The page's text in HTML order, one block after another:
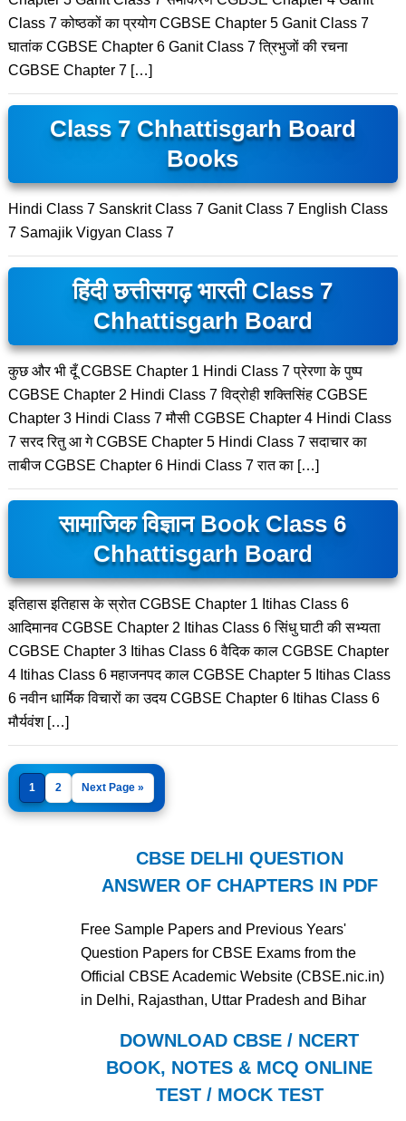
Class 7 कोष्ठकों का प्रयोग CGBSE Chapter 5 Ganit Class 7
घातांक CGBSE Chapter 6 Ganit Class 7 त्रिभुजों की रचना
CGBSE Chapter 7 […]
Class 7 Chhattisgarh Board
Books
Hindi Class 7 Sanskrit Class 7 Ganit Class 7 English Class
7 Samajik Vigyan Class 7
हिंदी छत्तीसगढ़ भारती Class 7
Chhattisgarh Board
कुछ और भी दूँ CGBSE Chapter 1 Hindi Class 7 प्रेरणा के पुष्प
CGBSE Chapter 2 Hindi Class 7 विद्रोही शक्तिसिंह CGBSE
Chapter 3 Hindi Class 7 मौसी CGBSE Chapter 4 Hindi Class
7 सरद रितु आ गे CGBSE Chapter 5 Hindi Class 7 सदाचार का
ताबीज CGBSE Chapter 6 Hindi Class 7 रात का […]
सामाजिक विज्ञान Book Class 6
Chhattisgarh Board
इतिहास इतिहास के स्रोत CGBSE Chapter 1 Itihas Class 6
आदिमानव CGBSE Chapter 2 Itihas Class 6 सिंधु घाटी की सभ्यता
CGBSE Chapter 3 Itihas Class 6 वैदिक काल CGBSE Chapter
4 Itihas Class 6 महाजनपद काल CGBSE Chapter 5 Itihas Class
6 नवीन धार्मिक विचारों का उदय CGBSE Chapter 6 Itihas Class 6
मौर्यवंश […]
1 2 Next Page »
CBSE DELHI QUESTION
ANSWER OF CHAPTERS IN PDF
Free Sample Papers and Previous Years'
Question Papers for CBSE Exams from the
Official CBSE Academic Website (CBSE.nic.in)
in Delhi, Rajasthan, Uttar Pradesh and Bihar
DOWNLOAD CBSE / NCERT
BOOK, NOTES & MCQ ONLINE
TEST / MOCK TEST